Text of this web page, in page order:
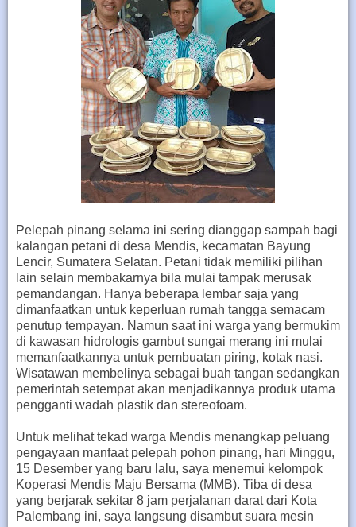
Pelepah pinang selama ini sering dianggap sampah bagi
kalangan petani di desa Mendis, kecamatan Bayung
Lencir, Sumatera Selatan. Petani tidak memiliki pilihan
lain selain membakarnya bila mulai tampak merusak
pemandangan. Hanya beberapa lembar saja yang
dimanfaatkan untuk keperluan rumah tangga semacam
penutup tempayan. Namun saat ini warga yang bermukim
di kawasan hidrologis gambut sungai merang ini mulai
memanfaatkannya untuk pembuatan piring, kotak nasi.
Wisatawan membelinya sebagai buah tangan sedangkan
pemerintah setempat akan menjadikannya produk utama
pengganti wadah plastik dan stereofoam.
Untuk melihat tekad warga Mendis menangkap peluang
pengayaan manfaat pelepah pohon pinang, hari Minggu,
15 Desember yang baru lalu, saya menemui kelompok
Koperasi Mendis Maju Bersama (MMB). Tiba di desa
yang berjarak sekitar 8 jam perjalanan darat dari Kota
Palembang ini, saya langsung disambut suara mesin